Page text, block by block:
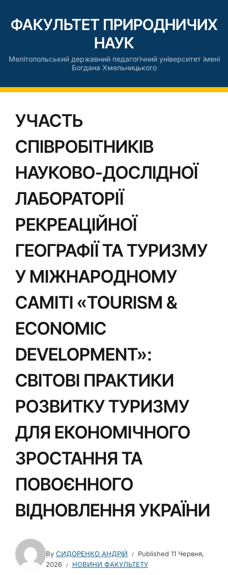
ФАКУЛЬТЕТ ПРИРОДНИЧИХ
НАУК
Мелітопольський державний педагогічний університет імені
Богдана Хмельницького
УЧАСТЬ
СПІВРОБІТНИКІВ
НАУКОВО-ДОСЛІДНОЇ
ЛАБОРАТОРІЇ
РЕКРЕАЦІЙНОЇ
ГЕОГРАФІЇ ТА ТУРИЗМУ
У МІЖНАРОДНОМУ
САМІТІ «TOURISM &
ECONOMIC
DEVELOPMENT»:
СВІТОВІ ПРАКТИКИ
РОЗВИТКУ ТУРИЗМУ
ДЛЯ ЕКОНОМІЧНОГО
ЗРОСТАННЯ ТА
ПОВОЄННОГО
ВІДНОВЛЕННЯ УКРАЇНИ
By СИДОРЕНКО АНДРІЙ Published 11 Червня,
2026
НОВИНИ ФАКУЛЬТЕТУ